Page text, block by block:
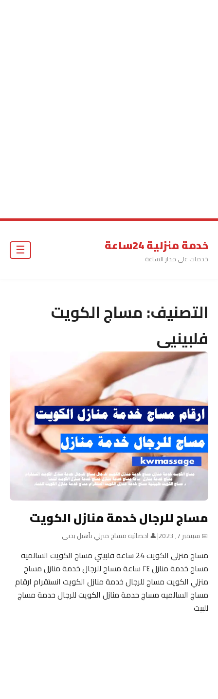
خدمة منزلية 24ساعة
خدمات على مدار الساعة
☰
التصنيف:مساج الكويت
فلبينيى
مساج للرجال خدمة منازل الكويت
📅 سبتمبر 7, 2023 |👤 اخصائية مساج منزلي تأهيل بدنى
مساج منزلى الكويت 24 ساعة فلبيني مساج الكويت السالميه
مساج خدمة منازل ٢٤ ساعة مساج للرجال خدمة منازل مساج
منزلي الكويت مساج للرجال خدمة منازل الكويت انستقرام ارقام
مساج السالميه مساج خدمة منازل الكويت للرجال خدمة مساج
للبيت